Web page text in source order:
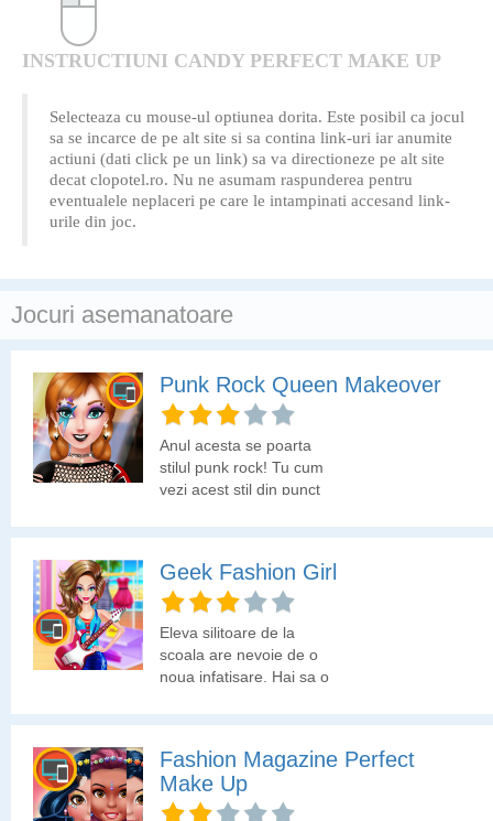
INSTRUCTIUNI CANDY PERFECT MAKE UP
Selecteaza cu mouse-ul optiunea dorita. Este posibil ca jocul
sa se incarce de pe alt site si sa contina link-uri iar anumite
actiuni (dati click pe un link) sa va directioneze pe alt site
decat clopotel.ro. Nu ne asumam raspunderea pentru
eventualele neplaceri pe care le intampinati accesand link-
urile din joc.
Jocuri asemanatoare
Punk Rock Queen Makeover
Anul acesta se poarta
stilul punk rock! Tu cum
vezi acest stil din punct
Geek Fashion Girl
Eleva silitoare de la
scoala are nevoie de o
noua infatisare. Hai sa o
Fashion Magazine Perfect
Make Up